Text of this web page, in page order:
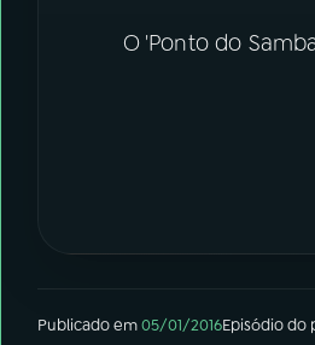
O 'Ponto do
Publicado em05/01/2016Episódiodo